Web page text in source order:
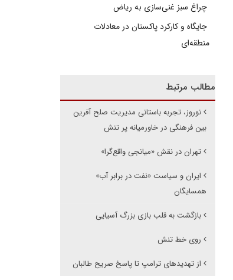
چراغ سبز غنی‌سازی به ریاض
جایگاه و کارکرد پاکستان در معادلات
منطقه‌ای
مطالب مرتبط
نوروز، تجربه‌ باستانی مدیریت صلح آفرین
بین فرهنگی در خاورمیانه پر تنش
تهران در نقش «میانجی واقع‌گرا»
ایران و سیاست «نفت در برابر آب»
همسایگان
بازگشت به قلب بازی بزرگ آسیایی
روی خط تنش
از تهدیدهای ترامپ تا پاسخ صریح طالبان